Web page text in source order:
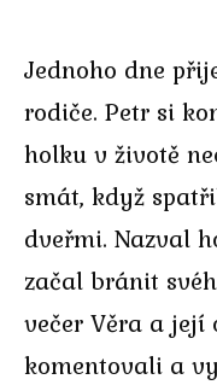
Jednoho dne
rodiče. Petr si
holku v životě
smát, když
dveřmi. Nazval
začal bránit
večer Věra a její
komentovali a